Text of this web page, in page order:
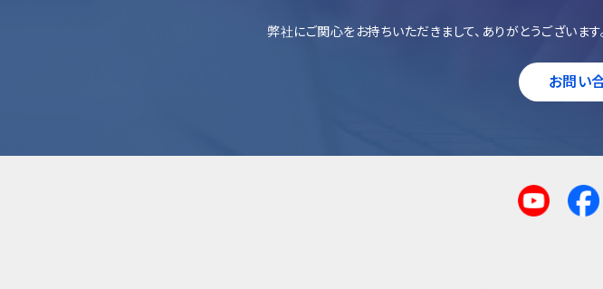
弊社にご関心をお持ちいただきまして、ありがとうございま
お問い